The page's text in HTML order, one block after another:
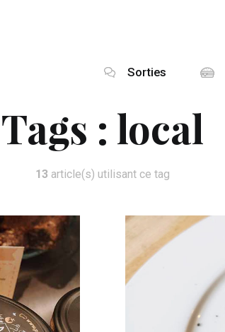
Sorties
Tags : local
13 article(s) utilisant ce tag